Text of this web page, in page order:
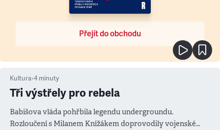
Přejít do obchodu
Kultura•4 minuty
Tři výstřely pro rebela
Babišova vláda pohřbila legendu undergroundu.
Rozloučení s Milanem Knížákem doprovodily vojenské